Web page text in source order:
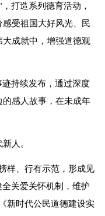
打造系列德育活动，
受祖国大好风光、民
成就中，增强道德观
持续发布，通过深度
感人故事，在未成年
人。
样、行有示范，形成见
关爱关怀机制，维护
新时代公民道德建设实